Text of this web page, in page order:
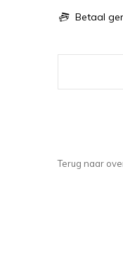
Betaal
Terug naar